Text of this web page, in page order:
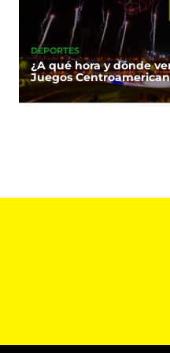
DEPORTES
¿A qué hora y dónde
Juegos